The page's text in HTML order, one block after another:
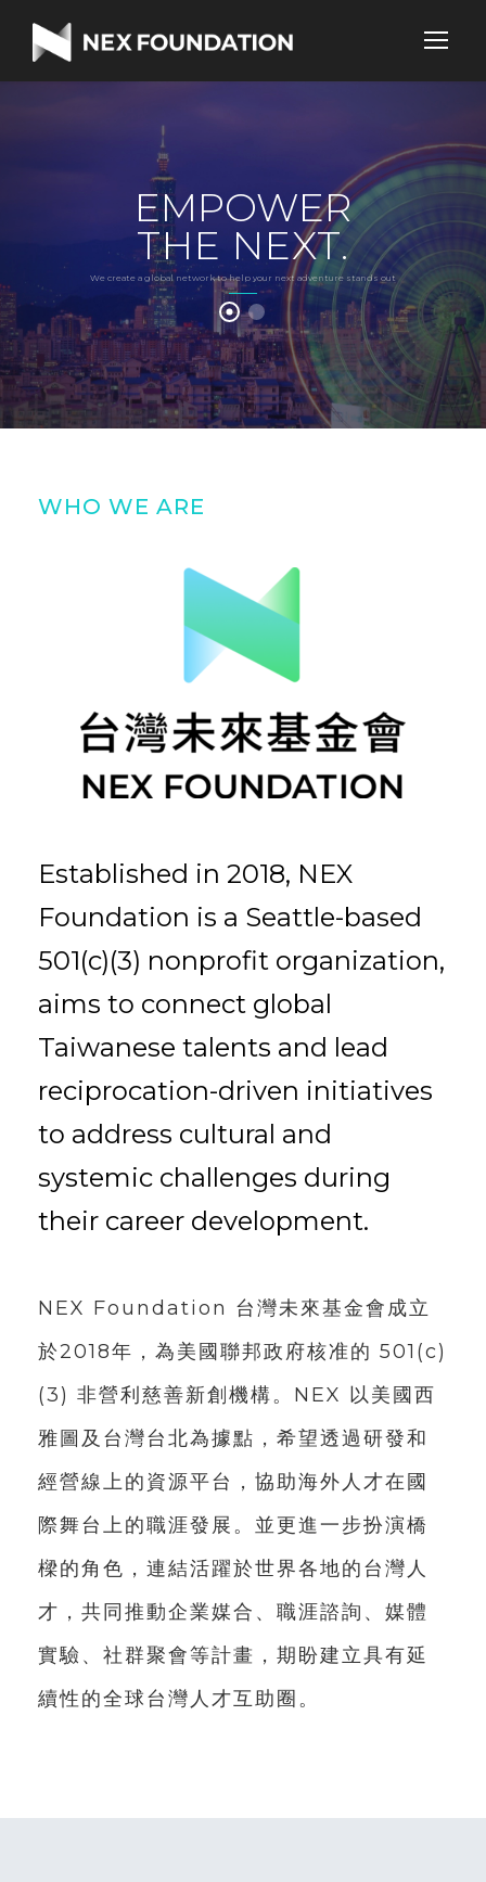
EMPOWER
THE NEXT.
We create a global network to help your next adventure stands out
WHO WE ARE
Established in 2018, NEX
Foundation is a Seattle-based
501(c)(3) nonprofit organization,
aims to connect global
Taiwanese talents and lead
reciprocation-driven initiatives
to address cultural and
systemic challenges during
their career development.
NEX Foundation 台灣未來基金會成立
於2018年，為美國聯邦政府核准的 501(c)
(3) 非營利慈善新創機構。NEX 以美國西
雅圖及台灣台北為據點，希望透過研發和
經營線上的資源平台，協助海外人才在國
際舞台上的職涯發展。並更進一步扮演橋
樑的角色，連結活躍於世界各地的台灣人
才，共同推動企業媒合、職涯諮詢、媒體
實驗、社群聚會等計畫，期盼建立具有延
續性的全球台灣人才互助圈。